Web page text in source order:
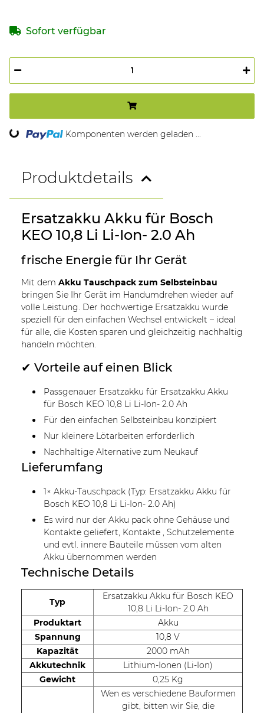
Sofort verfügbar
Komponenten werden geladen ...
Produktdetails
Ersatzakku Akku für Bosch
KEO 10,8 Li Li-Ion- 2.0 Ah
frische Energie für Ihr Gerät
Mit dem Akku Tauschpack zum Selbsteinbau
bringen Sie Ihr Gerät im Handumdrehen wieder auf
volle Leistung. Der hochwertige Ersatzakku wurde
speziell für den einfachen Wechsel entwickelt – ideal
für alle, die Kosten sparen und gleichzeitig nachhaltig
handeln möchten.
✔ Vorteile auf einen Blick
Passgenauer Ersatzakku für Ersatzakku Akku
für Bosch KEO 10,8 Li Li-Ion- 2.0 Ah
Für den einfachen Selbsteinbau konzipiert
Nur kleinere Lötarbeiten erforderlich
Nachhaltige Alternative zum Neukauf
Lieferumfang
1× Akku-Tauschpack (Typ: Ersatzakku Akku für
Bosch KEO 10,8 Li Li-Ion- 2.0 Ah)
Es wird nur der Akku pack ohne Gehäuse und
Kontakte geliefert, Kontakte , Schutzelemente
und evtl. innere Bauteile müssen vom alten
Akku übernommen werden
Technische Details
Typ
Ersatzakku Akku für Bosch KEO
10,8 Li Li-Ion- 2.0 Ah
Produktart
Akku
Spannung
10,8 V
Kapazität
2000 mAh
Akkutechnik
Lithium-Ionen (Li-Ion)
Gewicht
0,25 Kg
Wen es verschiedene Bauformen
gibt, bitten wir Sie, die